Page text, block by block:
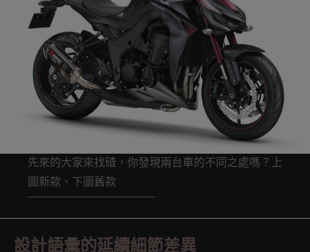
先來的大家來找碴，你發現兩台車的不同之處嗎？上
圖新款、下圖舊款
設計語彙的延續細節差異